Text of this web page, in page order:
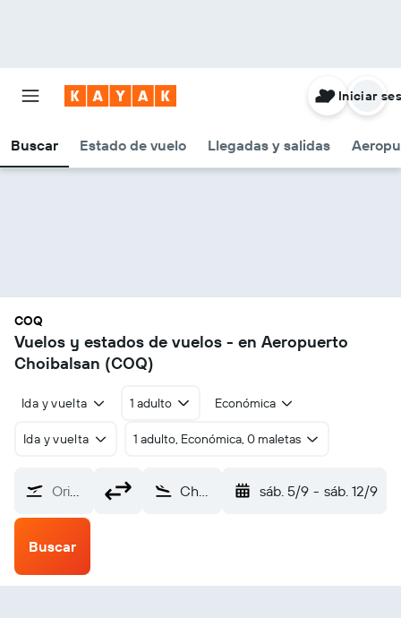
Buscar Estado de vuelo Llegadas y salidas
Iniciar
COQ
Vuelos y estados de vuelos - en Aeropuerto
Choibalsan (COQ)
Ida y vuelta 1 adulto Económica
Ida y vuelta 1 adulto, Económica, 0 maletas
Origen Choibalsan (COQ) sáb. 5/9 - sáb. 12/9
Buscar